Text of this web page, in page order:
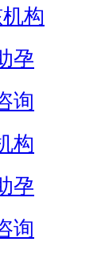
构
孕
询
构
孕
询